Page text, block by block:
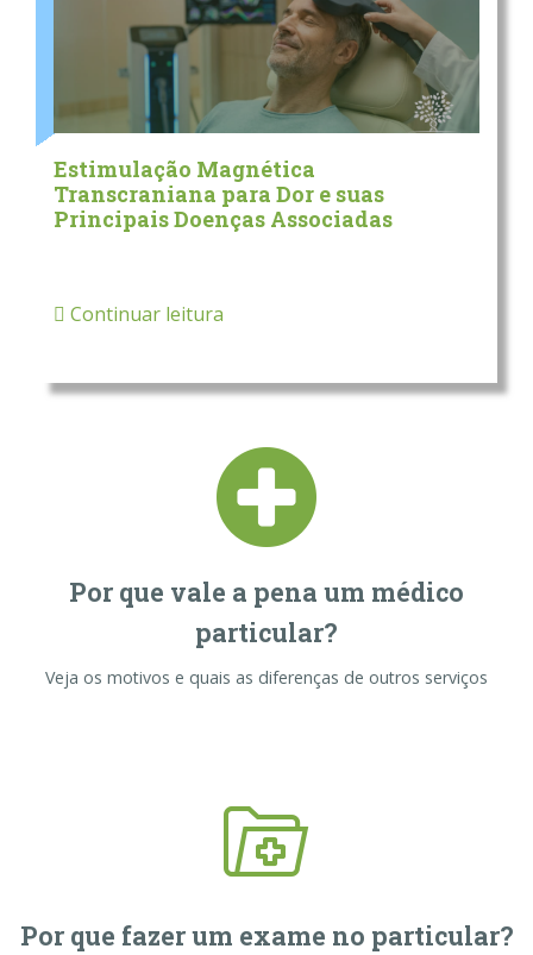
Estimulação Magnética
Transcraniana para Dor e suas
Principais Doenças Associadas
Continuar leitura
Por que vale a pena um médico
particular?
Veja os motivos e quais as diferenças de outros serviços
Por que fazer um exame no particular?